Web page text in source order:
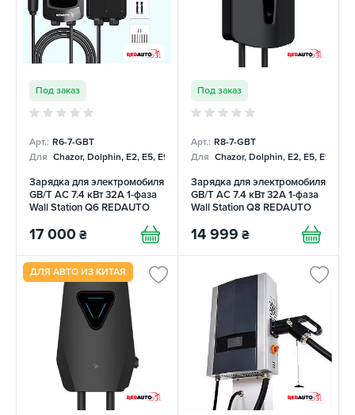
Под заказ
Арт.: R6-7-GBT
Для Chazor, Dolphin, E2, E5, E9, Mercedes
Зарядка для электромобиля
GB/T AC 7.4 кВт 32А 1-фаза
Wall Station Q6 REDAUTO
17 000 ₴
Под заказ
Арт.: R8-7-GBT
Для Chazor, Dolphin, E2, E5, E9,
Зарядка для электромобиля
GB/T AC 7.4 кВт 32А 1-фаза
Wall Station Q8 REDAUTO
14 999 ₴
ДЛЯ АВТО ИЗ КИТАЯ